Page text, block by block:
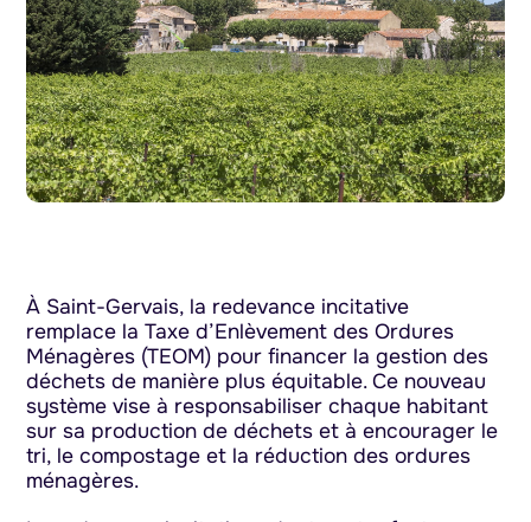
À Saint-Gervais, la redevance incitative
remplace la Taxe d’Enlèvement des Ordures
Ménagères (TEOM) pour financer la gestion des
déchets de manière plus équitable. Ce nouveau
système vise à responsabiliser chaque habitant
sur sa production de déchets et à encourager le
tri, le compostage et la réduction des ordures
ménagères.